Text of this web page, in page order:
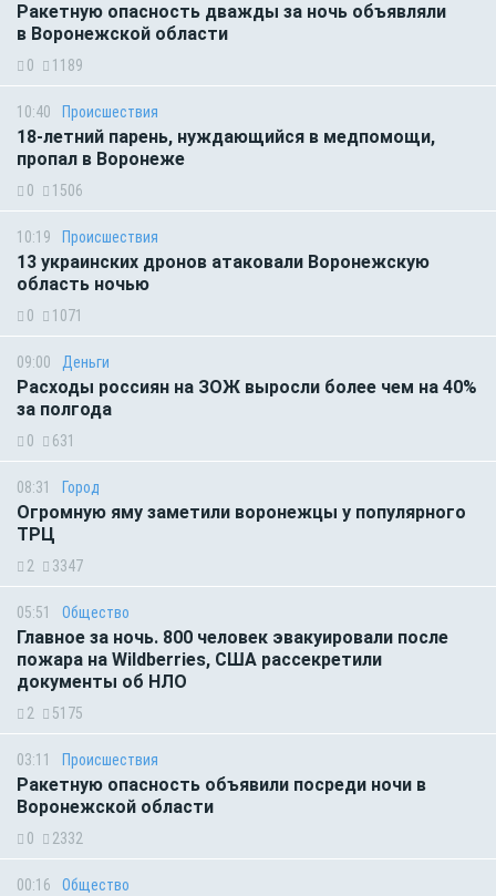
Ракетную опасность дважды за ночь объявляли
в Воронежской области
0 1189
10:40 Происшествия
18-летний парень, нуждающийся в медпомощи,
пропал в Воронеже
0 1506
10:19 Происшествия
13 украинских дронов атаковали Воронежскую
область ночью
0 1071
09:00 Деньги
Расходы россиян на ЗОЖ выросли более чем на 40%
за полгода
0 631
08:31 Город
Огромную яму заметили воронежцы у популярного
ТРЦ
2 3347
05:51 Общество
Главное за ночь. 800 человек эвакуировали после
пожара на Wildberries, США рассекретили
документы об НЛО
2 5175
03:11 Происшествия
Ракетную опасность объявили посреди ночи в
Воронежской области
0 2332
00:16 Общество